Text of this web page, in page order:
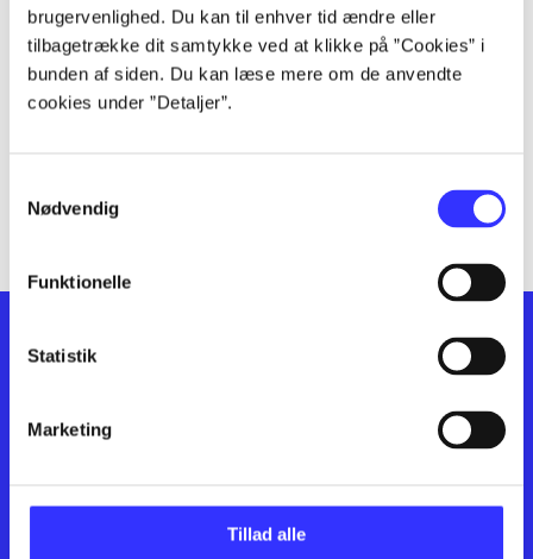
brugervenlighed. Du kan til enhver tid ændre eller
tilbagetrække dit samtykke ved at klikke på ”Cookies” i
bunden af siden. Du kan læse mere om de anvendte
cookies under ”Detaljer”.
Nødvendig
Funktionelle
Statistik
Marketing
Tillad alle
lorem ipsum dolor sit amet ...
lorem ipsum dolor sit amet ...
lorem ipsum dolor sit amet ...
lorem ipsum dolor sit amet ...
lorem ipsum dolor sit amet ...
Artikler